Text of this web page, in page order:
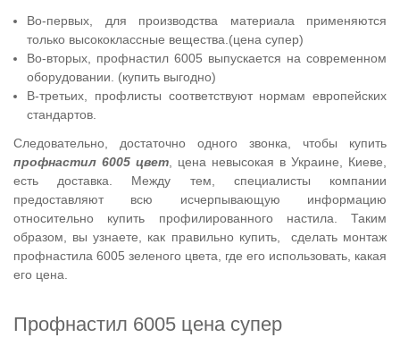
Во-первых, для производства материала применяются
только высококлассные вещества.(цена супер)
Во-вторых, профнастил 6005 выпускается на современном
оборудовании. (купить выгодно)
В-третьих, профлисты соответствуют нормам европейских
стандартов.
Следовательно, достаточно одного звонка, чтобы купить
профнастил 6005 цвет , цена невысокая в Украине, Киеве,
есть доставка. Между тем, специалисты компании
предоставляют всю исчерпывающую информацию
относительно купить профилированного настила. Таким
образом, вы узнаете, как правильно купить, сделать монтаж
профнастила 6005 зеленого цвета, где его использовать, какая
его цена.
Профнастил 6005 цена супер